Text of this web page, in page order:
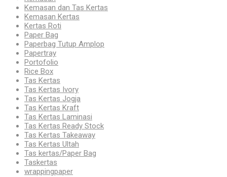
Kemasan dan Tas Kertas
Kemasan Kertas
Kertas Roti
Paper Bag
Paperbag Tutup Amplop
Papertray
Portofolio
Rice Box
Tas Kertas
Tas Kertas Ivory
Tas Kertas Jogja
Tas Kertas Kraft
Tas Kertas Laminasi
Tas Kertas Ready Stock
Tas Kertas Takeaway
Tas Kertas Ultah
Tas kertas/Paper Bag
Taskertas
wrappingpaper